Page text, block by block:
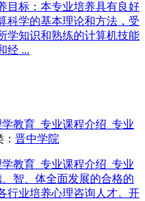
标：本专业培养具有良好
科学的基本理论和方法，受
学知识和熟练的计算机技能
经 ...
教育_专业课程介绍_专业
晋中学院
教育_专业课程介绍_专业
智、体全面发展的合格的
行业培养心理咨询人才。开